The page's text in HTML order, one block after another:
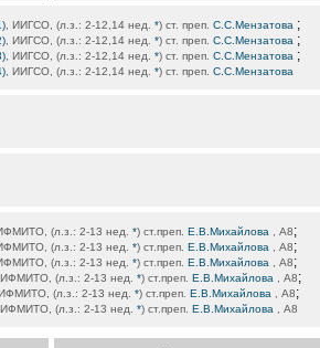
, ИИГСО, (л.з.: 2-12,14 нед. *) ст. преп. С.С.Мензатова ;
, ИИГСО, (л.з.: 2-12,14 нед. *) ст. преп. С.С.Мензатова ;
, ИИГСО, (л.з.: 2-12,14 нед. *) ст. преп. С.С.Мензатова ;
, ИИГСО, (л.з.: 2-12,14 нед. *) ст. преп. С.С.Мензатова
ИФМИТО, (л.з.: 2-13 нед. *) ст.преп. Е.В.Михайлова , А8;
ИФМИТО, (л.з.: 2-13 нед. *) ст.преп. Е.В.Михайлова , А8;
(л.з.: 2-13 нед. *) ст.преп. Е.В.Михайлова , А8;
(л.з.: 2-13 нед. *) ст.преп. Е.В.Михайлова , А8;
ИФМИТО, (л.з.: 2-13 нед. *) ст.преп. Е.В.Михайлова , А8;
, ИФМИТО, (л.з.: 2-13 нед. *) ст.преп. Е.В.Михайлова , А8